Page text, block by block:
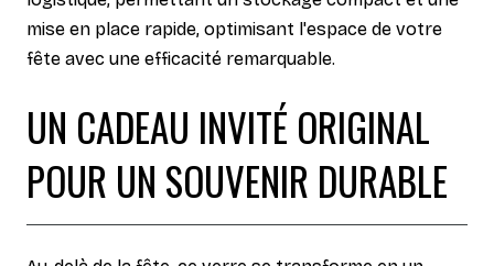
mise en place rapide, optimisant l'espace de votre
fête avec une efficacité remarquable.
UN CADEAU INVITÉ ORIGINAL
POUR UN SOUVENIR DURABLE